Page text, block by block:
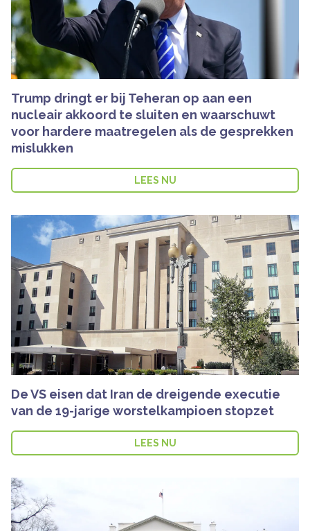
Trump dringt er bij Teheran op aan een
nucleair akkoord te sluiten en waarschuwt
voor hardere maatregelen als de gesprekken
mislukken
LEES NU
De VS eisen dat Iran de dreigende executie
van de 19-jarige worstelkampioen stopzet
LEES NU